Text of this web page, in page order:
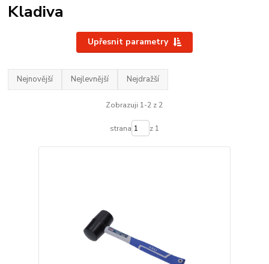
Kladiva
Upřesnit parametry
Nejnovější Nejlevnější Nejdražší
Zobrazuji 1-2 z 2
strana z 1